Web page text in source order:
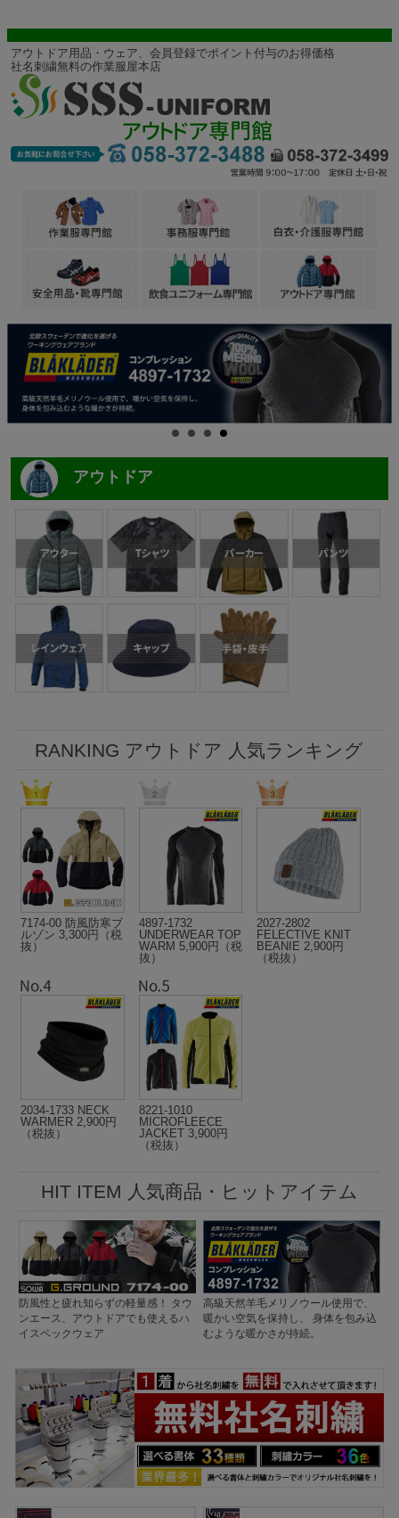
アウトドア用品・ウェア、会員登録でポイント付与のお得価格
社名刺繍無料の作業服屋本店
アウトドア
RANKING アウトドア 人気ランキング
7174-00 防風防寒ブ
ルゾン 3,300円（税
抜）
4897-1732
UNDERWEAR TOP
WARM 5,900円（税
抜）
2027-2802
FELECTIVE KNIT
BEANIE 2,900円
（税抜）
2034-1733 NECK
WARMER 2,900円
（税抜）
8221-1010
MICROFLEECE
JACKET 3,900円
（税抜）
HIT ITEM 人気商品・ヒットアイテム
防風性と疲れ知らずの軽量感！ タウ
ンエース、アウトドアでも使えるハ
イスペックウェア
高級天然羊毛メリノウール使用で、
暖かい空気を保持し、 身体を包み込
むような暖かさが持続。